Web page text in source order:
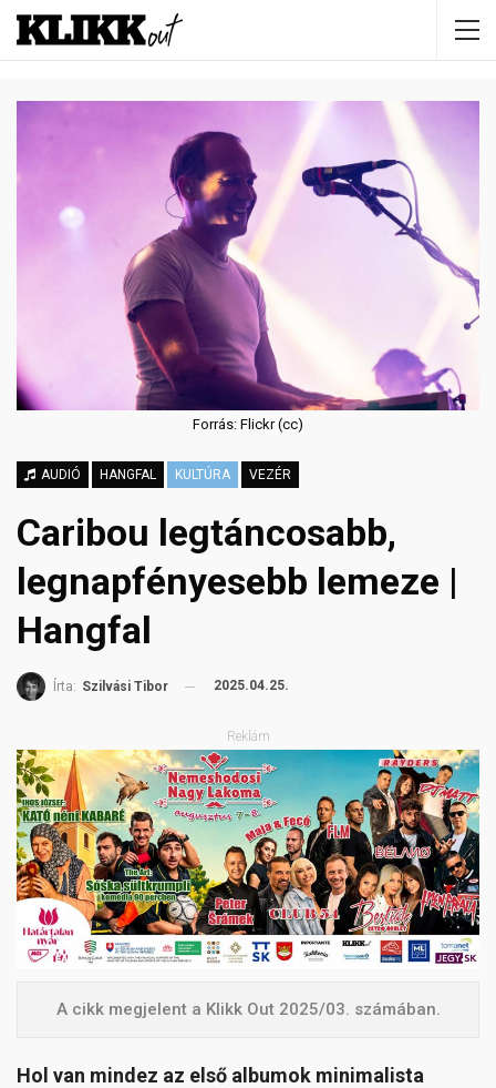
Forrás: Flickr (cc)
AUDIÓ HANGFAL KULTÚRA VEZÉR
Caribou legtáncosabb,
legnapfényesebb lemeze |
Hangfal
Írta: Szilvási Tibor 2025.04.25.
Reklám
A cikk megjelent a Klikk Out 2025/03. számában.
Hol van mindez az első albumok minimalista